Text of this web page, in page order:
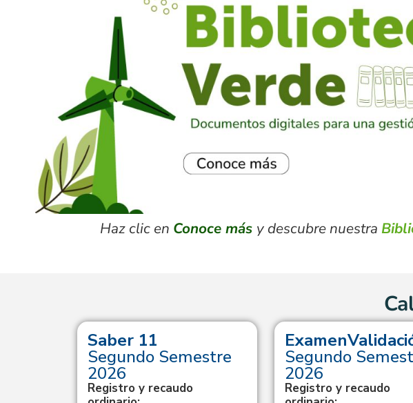
Haz clic en Conoce más y descubre nuestra
Saber 11
Segundo Semestre
2026
Registro y recaudo
Segundo
2026
Registro y recaudo